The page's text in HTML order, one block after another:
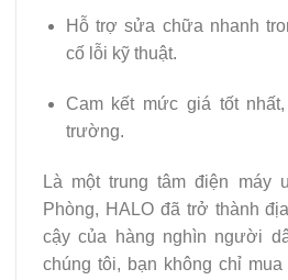
Hỗ trợ sửa chữa nhanh
cố lỗi kỹ thuật.
Cam kết mức giá tốt
trường.
Là một trung tâm điện máy
Phòng, HALO đã trở thành
cậy của hàng nghìn người
chúng tôi, bạn không chỉ